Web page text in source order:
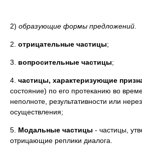
2) образующие формы предложений
2. отрицательные частицы;
3. вопросительные частицы;
4. частицы, характеризующие
состояние) по его протеканию во
неполноте, результативности или
осуществления;
5. Модальные частицы - частицы,
отрицающие реплики диалога.